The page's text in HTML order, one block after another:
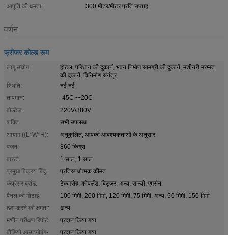
आपूर्ति की क्षमता:
300 मीटर/मीटर प्रति सप्ताह
वर्णन
फ्रीजर कोल्ड रूम
लागू उद्योग:
होटल, परिधान की दुकानें, भवन निर्माण सामग्री की दुकानें, मशीनरी मरम्मत
की दुकानें, विनिर्माण संयंत्र
स्थिति:
नई नई
तापमान:
-45C~+20C
वोल्टेज:
220V/380V
शक्ति:
सभी उपलब्ध
आयाम ((L*W*H):
अनुकूलित, आपकी आवश्यकताओं के अनुसार
वजन:
860 किग्रा
वारंटी:
1 साल, 1 साल
प्रमुख विक्रय बिंदु:
प्रतिस्पर्धात्मक कीमत
कंप्रेसर ब्रांड:
टेकुमसेह, कोपलैंड, बिट्ज़र, अन्य, सान्यो, एमर्सन
पैनल की मोटाई:
100 मिमी, 200 मिमी, 120 मिमी, 75 मिमी, अन्य, 50 मिमी, 150 मिमी
ठंडा करने की क्षमता:
अन्य
मशीन परीक्षण रिपोर्ट:
प्रदान किया गया
वीडियो आउटगोइंग-
प्रदान किया गया